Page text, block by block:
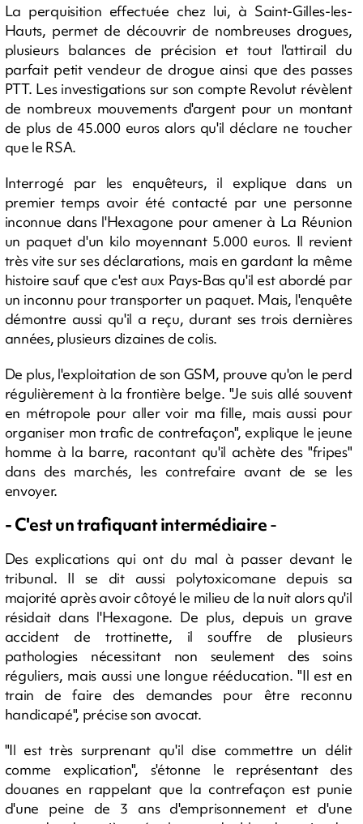
La perquisition effectuée chez lui, à Saint-Gilles-les-
Hauts, permet de découvrir de nombreuses drogues,
plusieurs balances de précision et tout l'attirail du
parfait petit vendeur de drogue ainsi que des passes
PTT. Les investigations sur son compte Revolut révèlent
de nombreux mouvements d'argent pour un montant
de plus de 45.000 euros alors qu'il déclare ne toucher
que le RSA.
Interrogé par les enquêteurs, il explique dans un
premier temps avoir été contacté par une personne
inconnue dans l'Hexagone pour amener à La Réunion
un paquet d'un kilo moyennant 5.000 euros. Il revient
très vite sur ses déclarations, mais en gardant la même
histoire sauf que c'est aux Pays-Bas qu'il est abordé par
un inconnu pour transporter un paquet. Mais, l'enquête
démontre aussi qu'il a reçu, durant ses trois dernières
années, plusieurs dizaines de colis.
De plus, l'exploitation de son GSM, prouve qu'on le perd
régulièrement à la frontière belge. "Je suis allé souvent
en métropole pour aller voir ma fille, mais aussi pour
organiser mon trafic de contrefaçon", explique le jeune
homme à la barre, racontant qu'il achète des "fripes"
dans des marchés, les contrefaire avant de se les
envoyer.
- C'est un trafiquant intermédiaire-
Des explications qui ont du mal à passer devant le
tribunal. Il se dit aussi polytoxicomane depuis sa
majorité après avoir côtoyé le milieu de la nuit alors qu'il
résidait dans l'Hexagone. De plus, depuis un grave
accident de trottinette, il souffre de plusieurs
pathologies nécessitant non seulement des soins
réguliers, mais aussi une longue rééducation. "Il est en
train de faire des demandes pour être reconnu
handicapé", précise son avocat.
"Il est très surprenant qu'il dise commettre un délit
comme explication", s'étonne le représentant des
douanes en rappelant que la contrefaçon est punie
d'une peine de 3 ans d'emprisonnement et d'une